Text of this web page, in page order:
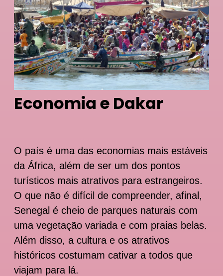
Economia e Dakar
O país é uma das economias mais estáveis
da África, além de ser um dos pontos
turísticos mais atrativos para estrangeiros.
O que não é difícil de compreender, afinal,
Senegal é cheio de parques naturais com
uma vegetação variada e com praias belas.
Além disso, a cultura e os atrativos
históricos costumam cativar a todos que
viajam para lá.